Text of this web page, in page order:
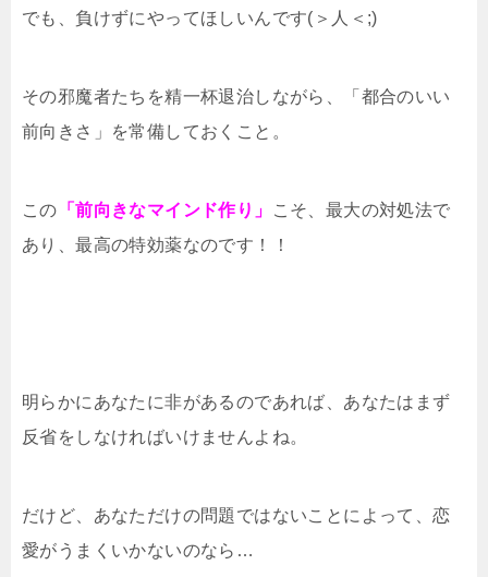
でも、負けずにやってほしいんです(＞人＜;)
その邪魔者たちを精一杯退治しながら、「都合のいい
前向きさ」を常備しておくこと。
この 「前向きなマインド作り」
こそ、最大の対処法で
あり、最高の特効薬なのです！！
明らかにあなたに非があるのであれば、あなたはまず
反省をしなければいけませんよね。
だけど、あなただけの問題ではないことによって、恋
愛がうまくいかないのなら…